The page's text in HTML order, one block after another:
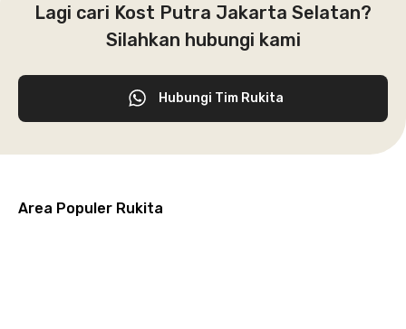
Lagi cari Kost Putra Jakarta Selatan?
Silahkan hubungi kami
Hubungi Tim Rukita
Area Populer Rukita